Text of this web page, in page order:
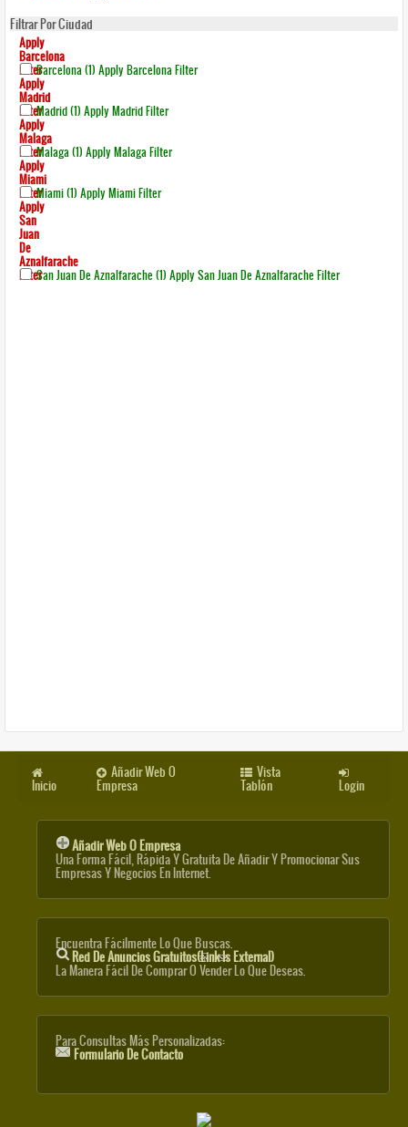
Filtrar Por Ciudad
Apply
Barcelona
FilterBarcelona (1) Apply Barcelona Filter
Apply
Madrid
FilterMadrid (1) Apply Madrid Filter
Apply
Malaga
FilterMalaga (1) Apply Malaga Filter
Apply
Miami
FilterMiami (1) Apply Miami Filter
Apply
San
Juan
De
Aznalfarache
FilterSan Juan De Aznalfarache (1) Apply San Juan De Aznalfarache Filter
Inicio
Añadir Web O
Empresa
Vista
Tablón Login
Añadir Web O Empresa
Una Forma Fácil, Rápida Y Gratuita De Añadir Y Promocionar Sus
Empresas Y Negocios En Internet.
Encuentra Fácilmente Lo Que Buscas.
Red De Anuncios Gratuitos(link Is External)
La Manera Fácil De Comprar O Vender Lo Que Deseas.
Para Consultas Más Personalizadas:
Formulario De Contacto